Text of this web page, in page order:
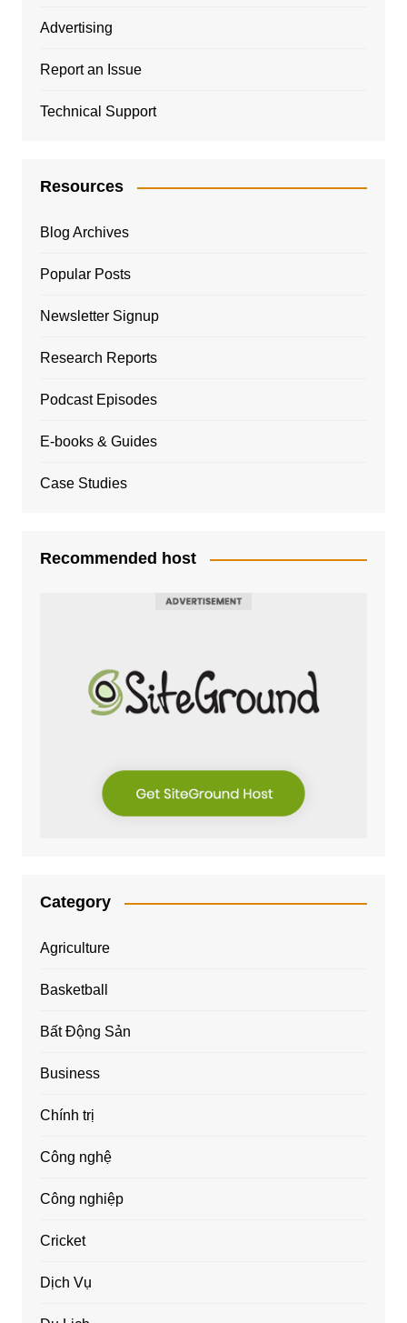
Advertising
Report an Issue
Technical Support
Resources
Blog Archives
Popular Posts
Newsletter Signup
Research Reports
Podcast Episodes
E-books & Guides
Case Studies
Recommended host
Category
Agriculture
Basketball
Bất Động Sản
Business
Chính trị
Công nghệ
Công nghiệp
Cricket
Dịch Vụ